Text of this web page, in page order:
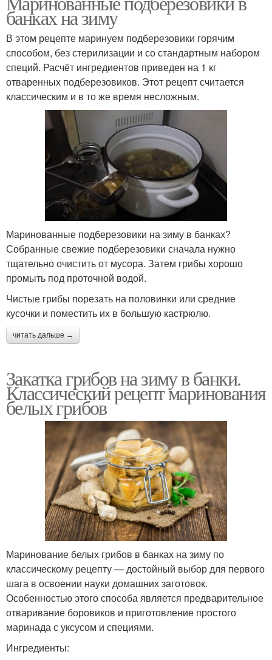
банках на зиму
В этом рецепте маринуем подберезовики горячим
способом, без стерилизации и со стандартным набором
специй. Расчёт ингредиентов приведен на 1 кг
отваренных подберезовиков. Этот рецепт считается
классическим и в то же время несложным.
Маринованные подберезовики на зиму в банках?
Собранные свежие подберезовики сначала нужно
тщательно очистить от мусора. Затем грибы хорошо
промыть под проточной водой.
Чистые грибы порезать на половинки или средние
кусочки и поместить их в большую кастрюлю.
читать дальше →
Закатка грибов на зиму в банки.
Классический рецепт маринования
белых грибов
Маринование белых грибов в банках на зиму по
классическому рецепту — достойный выбор для первого
шага в освоении науки домашних заготовок.
Особенностью этого способа является предварительное
отваривание боровиков и приготовление простого
маринада с уксусом и специями.
Ингредиенты: